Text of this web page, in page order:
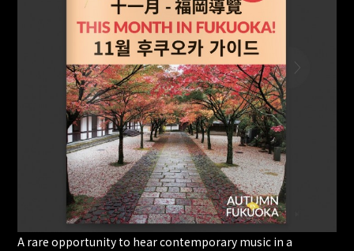
A rare opportunity to hear contemporary music in a